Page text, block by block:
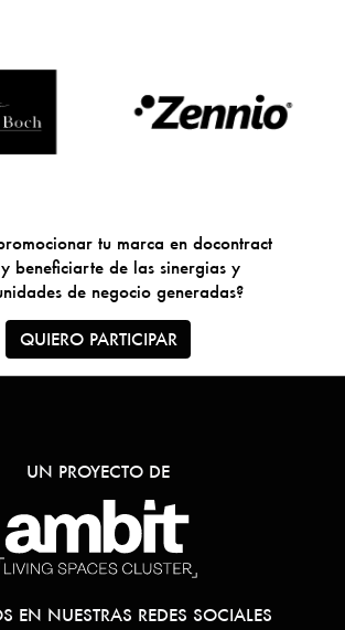
tu marca en docontract
beneficiarte de las sinergias y
de negocio generadas?
QUIERO PARTICIPAR
UN PROYECTO DE
EN NUESTRAS REDES SOCIALES